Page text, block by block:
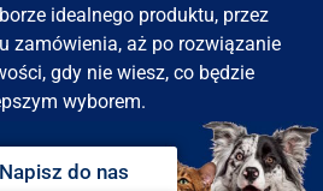
idealnego produktu, przez
zamówienia, aż po rozwiązanie
gdy nie wiesz, co będzie
wyborem.
do nas